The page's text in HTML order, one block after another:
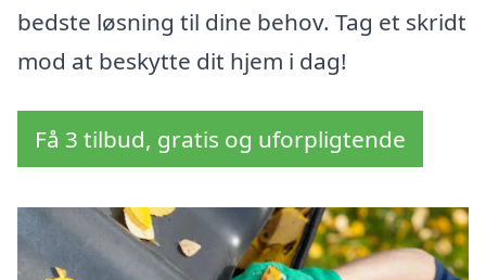
bedste løsning til dine behov. Tag et skridt
mod at beskytte dit hjem i dag!
Få 3 tilbud, gratis og uforpligtende